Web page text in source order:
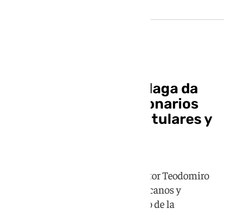
La Universidad de Málaga da
posesión a 149 funcionarios
entre catedráticos, titulares y
La ceremonia, presidida por el rector Teodomiro
López, ha reunido a familiares, decanos y
miembros del Equipo de Gobierno de la